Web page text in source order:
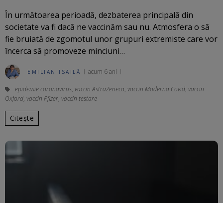
În următoarea perioadă, dezbaterea principală din
societate va fi dacă ne vaccinăm sau nu. Atmosfera o să
fie bruiată de zgomotul unor grupuri extremiste care vor
încerca să promoveze minciuni…
EMILIAN ISAILĂ acum 6 ani
epidemie coronavirus, vaccin AstraZeneca, vaccin Moderna Covid, vaccin
Oxford, vaccin Pfizer, vaccin testare
Citește